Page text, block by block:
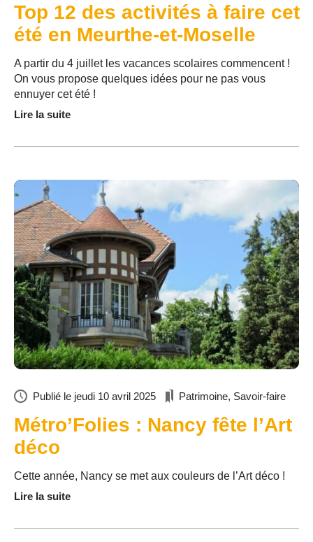
Top 12 des activités à faire cet
été en Meurthe-et-Moselle
A partir du 4 juillet les vacances scolaires commencent !
On vous propose quelques idées pour ne pas vous
ennuyer cet été !
Lire la suite
Publié le jeudi 10 avril 2025 Patrimoine, Savoir-faire
Métro’Folies : Nancy fête l’Art
déco
Cette année, Nancy se met aux couleurs de l’Art déco !
Lire la suite